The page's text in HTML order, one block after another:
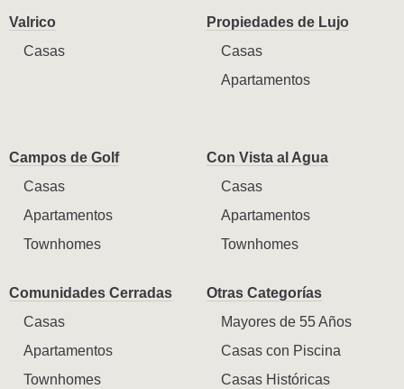
Valrico
Casas
Propiedades de Lujo
Casas
Apartamentos
Campos de Golf
Casas
Apartamentos
Townhomes
Con Vista al Agua
Casas
Apartamentos
Townhomes
Comunidades Cerradas
Casas
Apartamentos
Townhomes
Otras Categorías
Mayores de 55 Años
Casas con Piscina
Casas Históricas